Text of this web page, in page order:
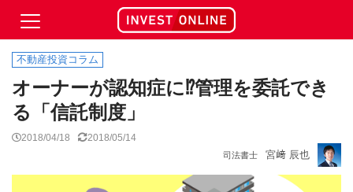
不動産投資コラム
オーナーが認知症に⁉管理を委託でき
る「信託制度」
2018/04/18 2018/05/14
司法書士 宮﨑 辰也